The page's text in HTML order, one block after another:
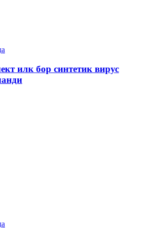
илк бор синтетик вирус